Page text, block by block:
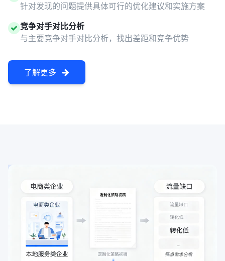
针对发现的问题提供具体可行的优化建议和实施方案
竞争对手对比分析
与主要竞争对手对比分析，找出差距和竞争优势
了解更多